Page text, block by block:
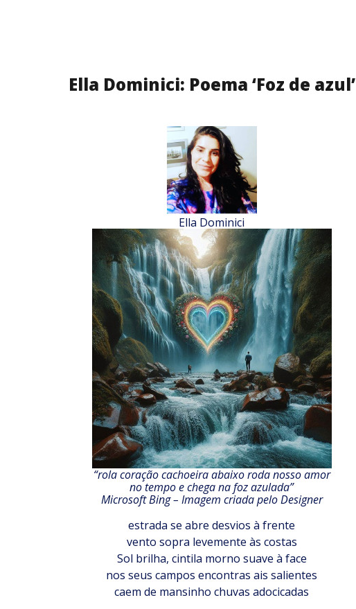
Ella Dominici: Poema ‘Foz de azul’
Ella Dominici
“rola coração cachoeira abaixo roda nosso amor
no tempo e chega na foz azulada”
Microsoft Bing – Imagem criada pelo Designer
estrada se abre desvios à frente
vento sopra levemente às costas
Sol brilha, cintila morno suave à face
nos seus campos encontras ais salientes
caem de mansinho chuvas adocicadas